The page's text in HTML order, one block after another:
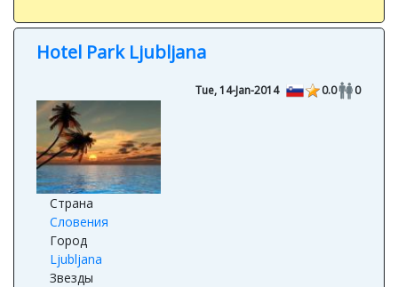
Hotel Park Ljubljana
Tue, 14-Jan-2014 0.0 0
Страна
Словения
Город
Ljubljana
Звезды